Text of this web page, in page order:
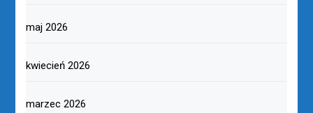
maj 2026
kwiecień 2026
marzec 2026